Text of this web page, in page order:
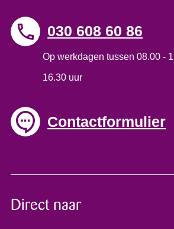
030 608 60 86
Op werkdagen tussen 08.00 -
16.30 uur
Contactformulier
Direct naar